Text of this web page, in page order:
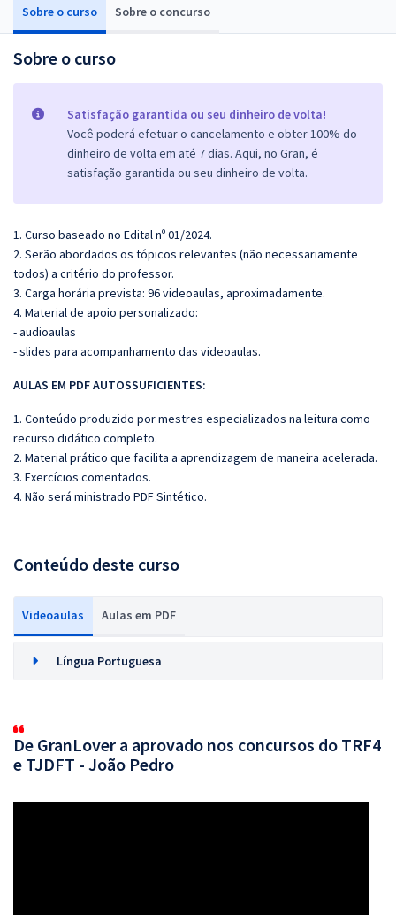
Sobre o curso Sobre o concurso
Sobre o curso
Satisfação garantida ou seu dinheiro de volta!
Você poderá efetuar o cancelamento e obter 100% do
dinheiro de volta em até 7 dias. Aqui, no Gran, é
satisfação garantida ou seu dinheiro de volta.
1. Curso baseado no Edital nº 01/2024.
2. Serão abordados os tópicos relevantes (não necessariamente
todos) a critério do professor.
3. Carga horária prevista: 96 videoaulas, aproximadamente.
4. Material de apoio personalizado:
- audioaulas
- slides para acompanhamento das videoaulas.
AULAS EM PDF AUTOSSUFICIENTES:
1. Conteúdo produzido por mestres especializados na leitura como
recurso didático completo.
2. Material prático que facilita a aprendizagem de maneira acelerada.
3. Exercícios comentados.
4. Não será ministrado PDF Sintético.
Conteúdo deste curso
Videoaulas Aulas em PDF
Língua Portuguesa
De GranLover a aprovado nos concursos do TRF4
e TJDFT - João Pedro